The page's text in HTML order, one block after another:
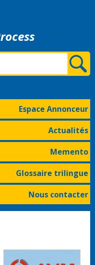
Espace Annonceur
Actualités
Memento
Glossaire trilingue
Nous contacter